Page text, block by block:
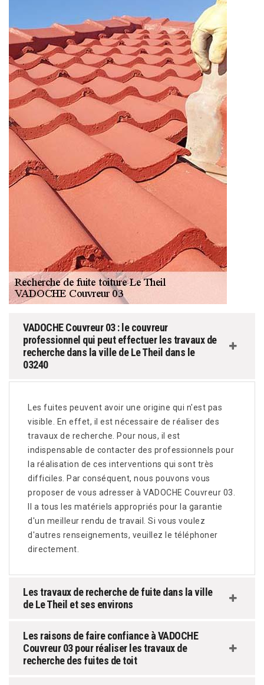
VADOCHE Couvreur 03 : le couvreur
professionnel qui peut effectuer les travaux de
recherche dans la ville de Le Theil dans le
03240
Les fuites peuvent avoir une origine qui n'est pas
visible. En effet, il est nécessaire de réaliser des
travaux de recherche. Pour nous, il est
indispensable de contacter des professionnels pour
la réalisation de ces interventions qui sont très
difficiles. Par conséquent, nous pouvons vous
proposer de vous adresser à VADOCHE Couvreur 03.
Il a tous les matériels appropriés pour la garantie
d'un meilleur rendu de travail. Si vous voulez
d'autres renseignements, veuillez le téléphoner
directement.
Les travaux de recherche de fuite dans la ville
de Le Theil et ses environs
Les raisons de faire confiance à VADOCHE
Couvreur 03 pour réaliser les travaux de
recherche des fuites de toit